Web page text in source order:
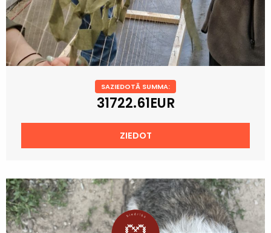
SAZIEDOTĀ SUMMA:
31722.61EUR
ZIEDOT